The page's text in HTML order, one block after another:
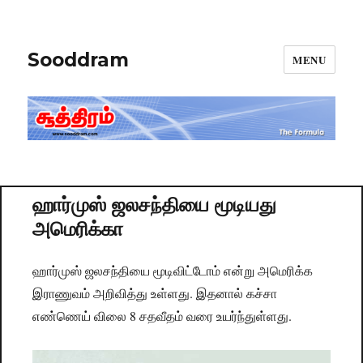
Sooddram MENU
ஹார்முஸ் ஜலசந்தியை மூடியது
அமெரிக்கா
ஹார்முஸ் ஜலசந்தியை மூடிவிட்டோம் என்று அமெரிக்க
இராணுவம் அறிவித்து உள்ளது. இதனால் கச்சா
எண்ணெய் விலை 8 சதவீதம் வரை உயர்ந்துள்ளது.